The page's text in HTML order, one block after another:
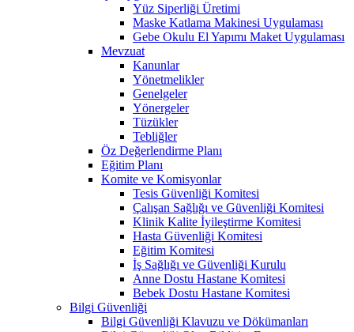
Yüz Siperliği Üretimi
Maske Katlama Makinesi Uygulaması
Gebe Okulu El Yapımı Maket Uygulaması
Mevzuat
Kanunlar
Yönetmelikler
Genelgeler
Yönergeler
Tüzükler
Tebliğler
Öz Değerlendirme Planı
Eğitim Planı
Komite ve Komisyonlar
Tesis Güvenliği Komitesi
Çalışan Sağlığı ve Güvenliği Komitesi
Klinik Kalite İyileştirme Komitesi
Hasta Güvenliği Komitesi
Eğitim Komitesi
İş Sağlığı ve Güvenliği Kurulu
Anne Dostu Hastane Komitesi
Bebek Dostu Hastane Komitesi
Bilgi Güvenliği
Bilgi Güvenliği Klavuzu ve Dökümanları